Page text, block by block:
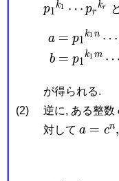
p1
k1 ⋯ pr
kr
a
b
= p1
k1n ⋯
= p1
k1m ⋯
が得られる.
(2)
逆に, ある整数
対して a =
a = cn,